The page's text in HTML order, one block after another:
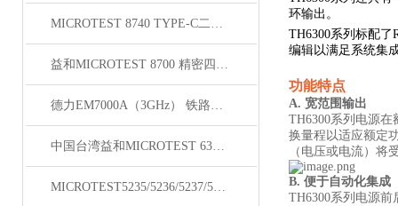
MICROTEST 8740 TYPE-C二线式线材测试仪
益和MICROTEST 8700 精密四线式线材测试仪
德力EM7000A（3GHz） 铁路漏缆测试仪
中国台湾益和MICROTEST 6370 LCR测试仪
MICROTEST5235/5236/5237/5238变压器测试仪
环输出。
TH6300系列标配了
编辑以满足系统集
功能特点
A. 宽范围输出
TH6300系列电源
换量程以适应额定
（电压或电流）将
B. 便于自动化集成
TH6300系列电源